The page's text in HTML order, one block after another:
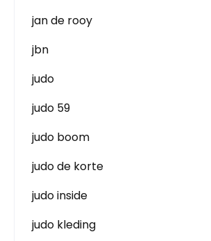
jan de rooy
jbn
judo
judo 59
judo boom
judo de korte
judo inside
judo kleding